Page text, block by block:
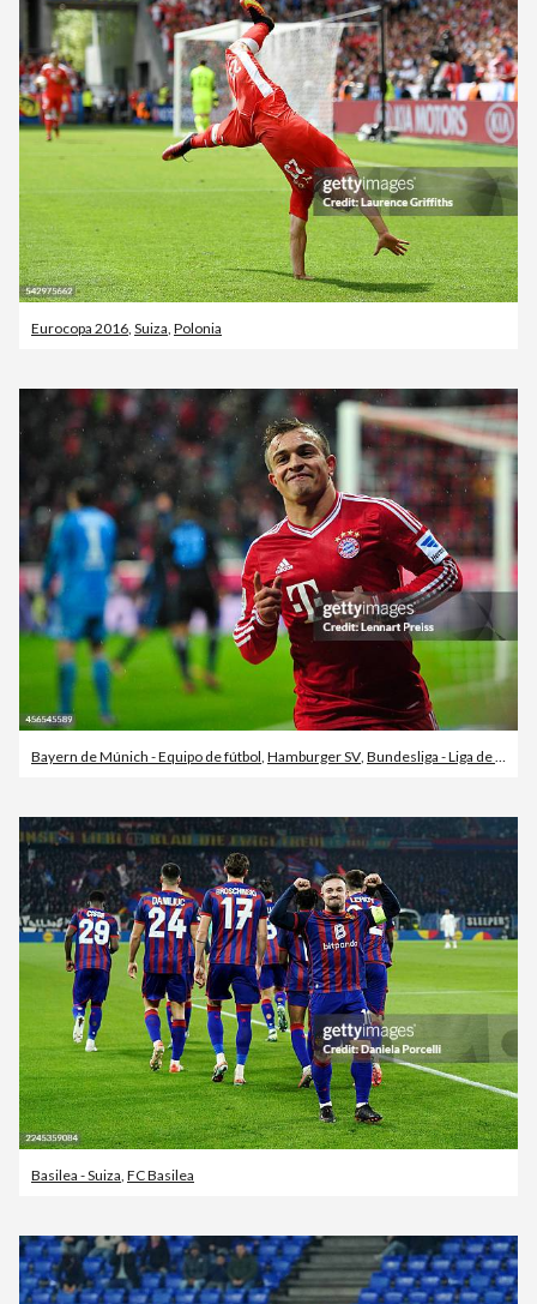
Eurocopa 2016, Suiza, Polonia
Bayern de Múnich - Equipo de fútbol Hamburger SV Bundesliga - Liga de fútbol alemana
Basilea - Suiza, FC Basilea